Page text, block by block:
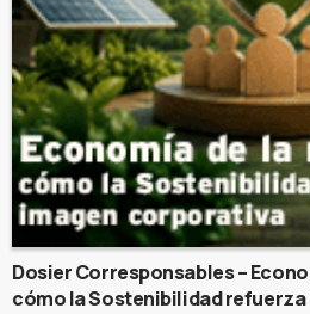
Dosier Corresponsables –
cómo la Sostenibilidad